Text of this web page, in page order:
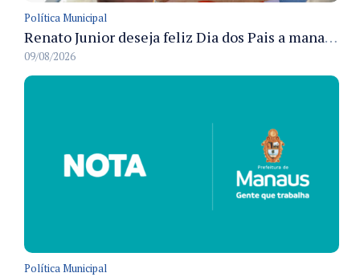
Política Municipal
Renato Junior deseja feliz Dia dos Pais a manauaras e detalha preparo dos cemitérios municipais
09/08/2026
Política Municipal